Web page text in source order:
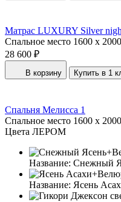
Матрас LUXURY Silver
Спальное место 1600 x 2000
28 600 ₽
В корзину Купить в 1
Спальня Мелисса 1
Спальное место 1600 x 2000
Цвета ЛЕРОМ
Название: Снежный
Название: Ясень